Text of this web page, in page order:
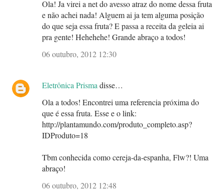
Ola! Ja virei a net do avesso atraz do nome dessa fruta
e não achei nada! Alguem ai ja tem alguma posição
do que seja essa fruta? E passa a receita da geleia ai
pra gente! Hehehehe! Grande abraço a todos!
06 outubro, 2012 12:30
Eletrônica Prismadisse…
Ola a todos! Encontrei uma referencia próxima do
que é essa fruta. Esse e o link:
http://plantamundo.com/produto_completo.asp?
IDProduto=18
Tbm conhecida como cereja-da-espanha, Flw?! Uma
abraço!
06 outubro, 2012 12:48